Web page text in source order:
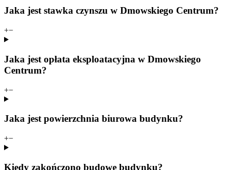
Jaka jest stawka czynszu w Dmowskiego Centrum?
+−
Jaka jest opłata eksploatacyjna w Dmowskiego
Centrum?
+−
Jaka jest powierzchnia biurowa budynku?
+−
Kiedy zakończono budowę budynku?